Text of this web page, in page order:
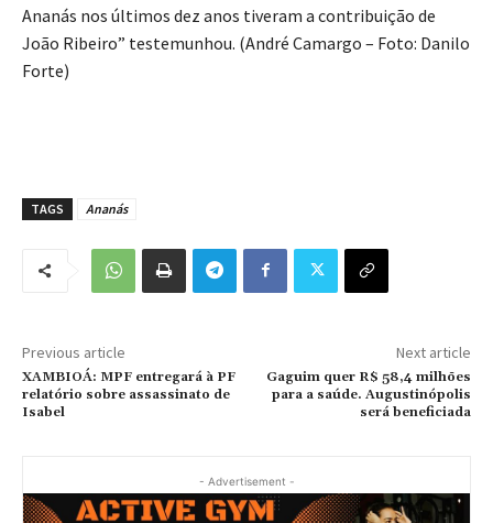
Ananás nos últimos dez anos tiveram a contribuição de
João Ribeiro” testemunhou. (André Camargo – Foto: Danilo
Forte)
TAGS Ananás
Previous article
XAMBIOÁ: MPF entregará à PF
relatório sobre assassinato de
Isabel
Next article
Gaguim quer R$ 58,4 milhões
para a saúde. Augustinópolis
será beneficiada
- Advertisement -